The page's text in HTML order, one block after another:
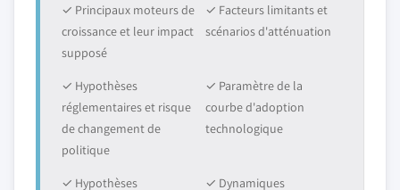
✓ Principaux moteurs de
croissance et leur impact
supposé
✓ Facteurs limitants et
scénarios d'atténuation
✓ Hypothèses
réglementaires et risque
de changement de
politique
✓ Paramètre de la
courbe d'adoption
technologique
✓ Hypothèses
✓ Dynamiques